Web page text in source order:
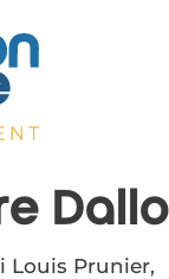
Louis Prunier,